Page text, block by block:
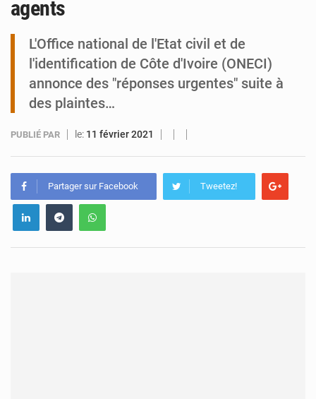
agents
L'Office national de l'Etat civil et de
l'identification de Côte d'Ivoire (ONECI)
annonce des "réponses urgentes" suite à
des plaintes…
PUBLIÉ PAR le: 11 février 2021
Partager sur Facebook Tweetez!